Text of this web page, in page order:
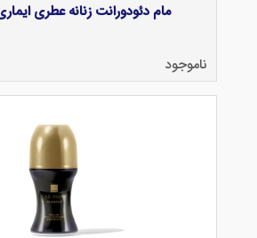
مام دئودورانت زنانه عطری
ناموجود